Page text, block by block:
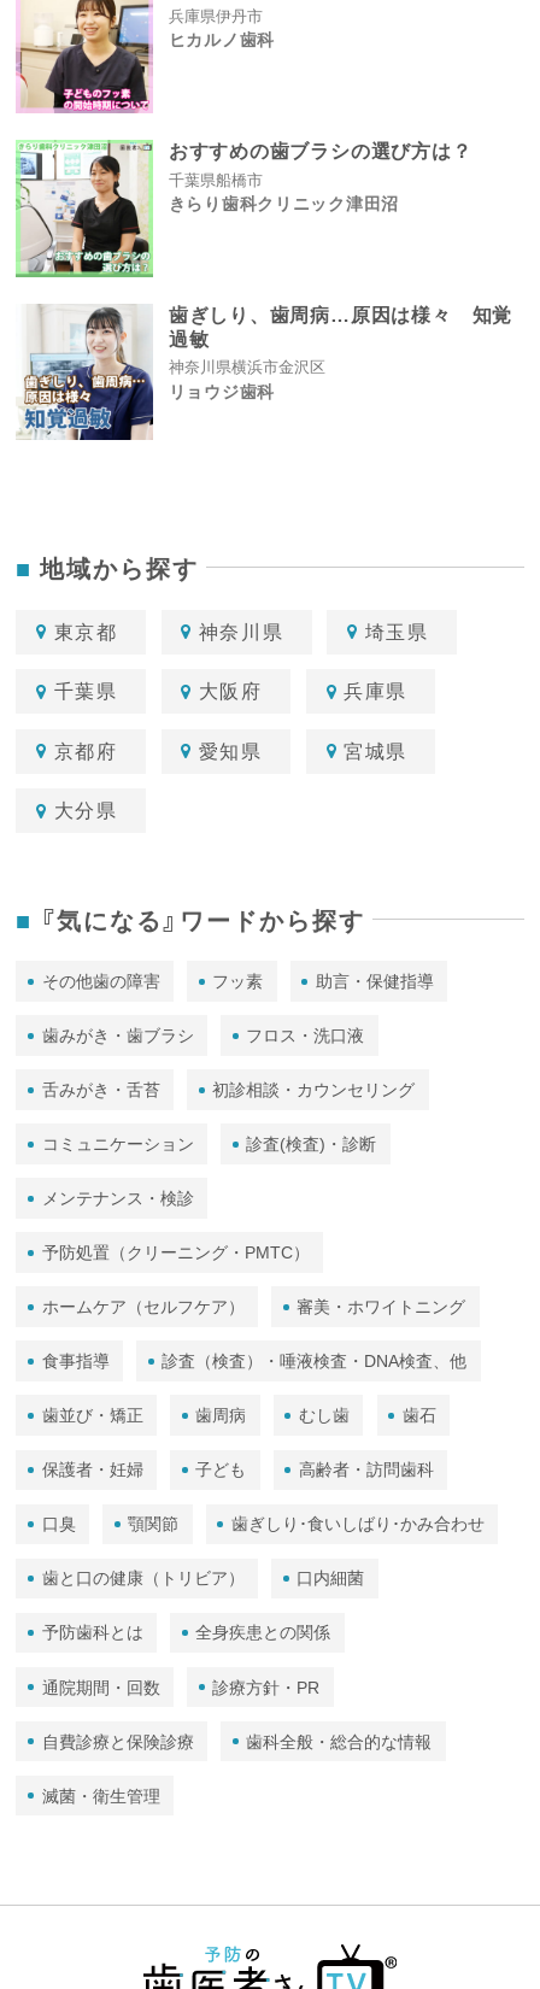
兵庫県伊丹市
ヒカルノ歯科
おすすめの歯ブラシの選び方は？
千葉県船橋市
きらり歯科クリニック津田沼
歯ぎしり、歯周病…原因は様々 知覚
過敏
神奈川県横浜市金沢区
リョウジ歯科
地域から探す
東京都 神奈川県 埼玉県
千葉県 大阪府 兵庫県
京都府 愛知県 宮城県
大分県
『気になる』ワードから探す
その他歯の障害 フッ素 助言・保健指導
歯みがき・歯ブラシ フロス・洗口液
舌みがき・舌苔 初診相談・カウンセリング
コミュニケーション 診査(検査)・診断
メンテナンス・検診
予防処置（クリーニング・PMTC）
ホームケア（セルフケア） 審美・ホワイトニング
食事指導 診査（検査）・唾液検査・DNA検査、他
歯並び・矯正 歯周病 むし歯 歯石
保護者・妊婦 子ども 高齢者・訪問歯科
口臭 顎関節 歯ぎしり･食いしばり･かみ合わせ
歯と口の健康（トリビア） 口内細菌
予防歯科とは 全身疾患との関係
通院期間・回数 診療方針・PR
自費診療と保険診療 歯科全般・総合的な情報
滅菌・衛生管理